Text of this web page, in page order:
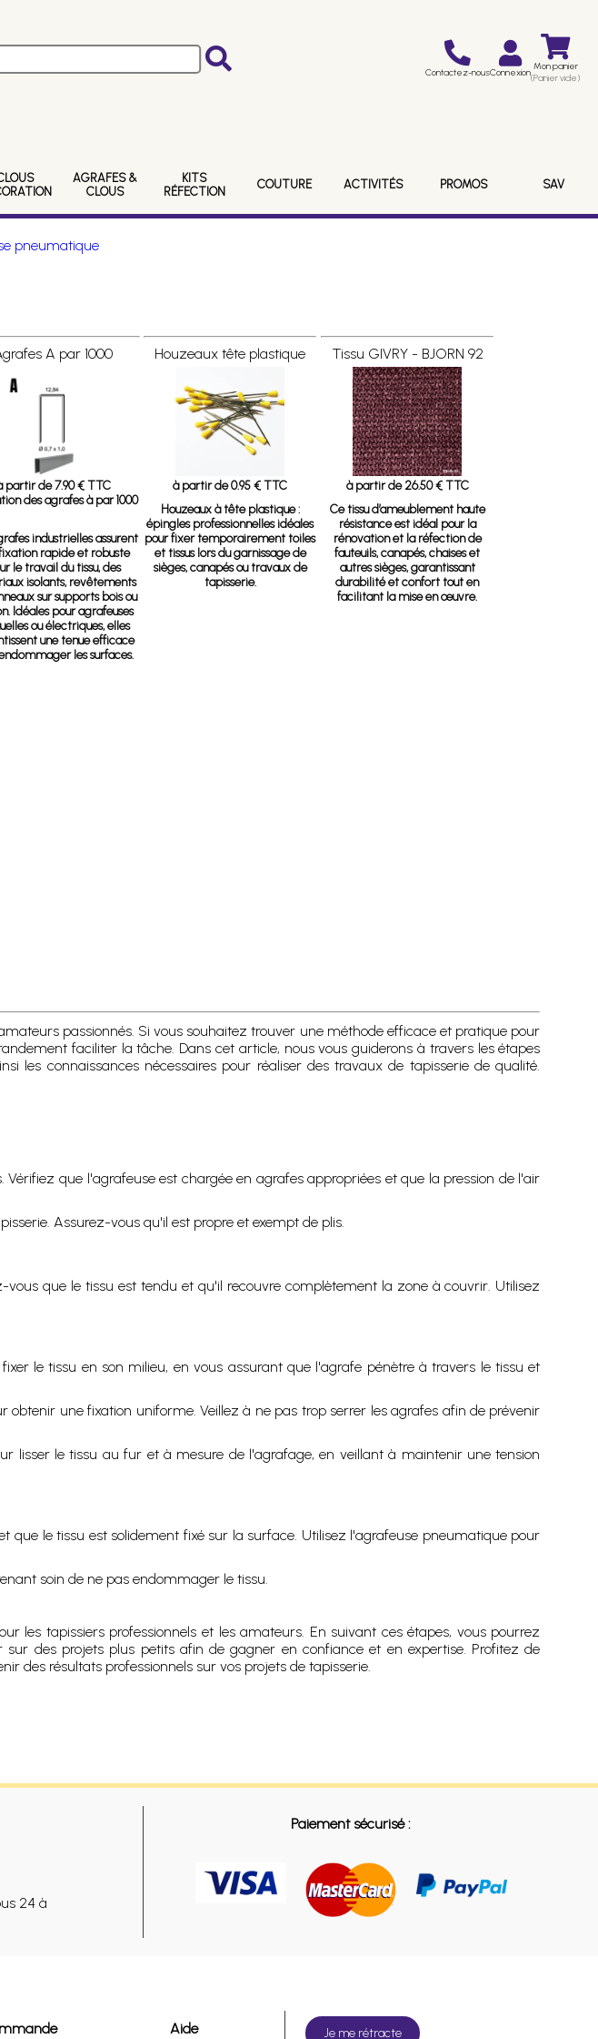
Contactez-nousConnexion Mon panier
(Panier vide)
AGRAFES &
CLOUS
KITS
RÉFECTION
COUTURE ACTIVITÉS PROMOS SAV
pneumatique
A par 1000
partir de 7.90 € TTC
des agrafes à par 1000
industrielles assurent
rapide et robuste
le travail du tissu, des
isolants, revêtements
sur supports bois ou
Idéales pour agrafeuses
ou électriques, elles
une tenue efficace
les surfaces.
Houzeaux tête plastique
à partir de 0.95 € TTC
Houzeaux à tête plastique:
épingles professionnelles idéales
pour fixer temporairement toiles
et tissus lors du garnissage de
sièges, canapés ou travaux de
tapisserie.
Tissu GIVRY - BJORN 92
à partir de 26.50 € TTC
Ce tissu d’ameublement haute
résistance est idéal pour la
rénovation et la réfection de
fauteuils, canapés, chaises et
autres sièges, garantissant
durabilité et confort tout en
facilitant la mise en œuvre.
passionnés. Si vous souhaitez trouver une méthode efficace et pratique pour
faciliter la tâche. Dans cet article, nous vous guiderons à travers les étapes
les connaissances nécessaires pour réaliser des travaux de tapisserie de qualité.
que l'agrafeuse est chargée en agrafes appropriées et que la pression de l'air
Assurez-vous qu'il est propre et exempt de plis.
que le tissu est tendu et qu'il recouvre complètement la zone à couvrir. Utilisez
le tissu en son milieu, en vous assurant que l'agrafe pénètre à travers le tissu et
une fixation uniforme. Veillez à ne pas trop serrer les agrafes afin de prévenir
lisser le tissu au fur et à mesure de l'agrafage, en veillant à maintenir une tension
que le tissu est solidement fixé sur la surface. Utilisez l'agrafeuse pneumatique pour
soin de ne pas endommager le tissu.
les tapissiers professionnels et les amateurs. En suivant ces étapes, vous pourrez
des projets plus petits afin de gagner en confiance et en expertise. Profitez de
des résultats professionnels sur vos projets de tapisserie.
24 à
Paiement sécurisé :
Aide Je me rétracte